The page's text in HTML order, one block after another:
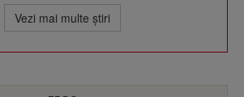
Vezi mai multe ştiri